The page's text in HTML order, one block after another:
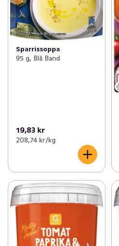
Sparrissoppa
95 g, Blå Band
19,83 kr
208,74 kr /kg